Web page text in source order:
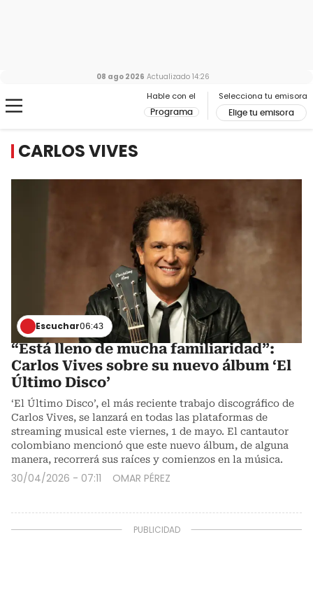
Hable con el
Programa
Selecciona tu emisora
Elige tu emisora
08 ago 2026 Actualizado 14:26
CARLOS VIVES
Escuchar06:43
“Está lleno de mucha familiaridad”:
Carlos Vives sobre su nuevo álbum ‘El
Último Disco’
‘El Último Disco’, el más reciente trabajo discográfico de
Carlos Vives, se lanzará en todas las plataformas de
streaming musical este viernes, 1 de mayo. El cantautor
colombiano mencionó que este nuevo álbum, de alguna
manera, recorrerá sus raíces y comienzos en la música.
30/04/2026 - 07:11 OMAR PÉREZ